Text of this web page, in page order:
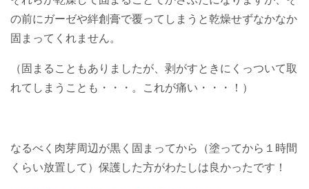
の前にガーゼや絆創膏で覆ってしまうと乾燥せずなかなか
固まってくれません。
（固まることもありましたが、剥がすときにくっついて取
れてしまうことも・・・。これが痛い・・・！）
なるべく肉芽周辺が黒く固まってから（塗ってから１時間
くらい放置して）保護した方がわたしは良かったです！